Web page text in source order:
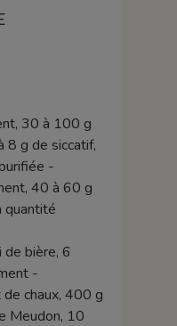
30 à 100 g
8 g de siccatif,
-
40 à 60 g
quantité
bière, 6
-
chaux, 400 g
Meudon, 10